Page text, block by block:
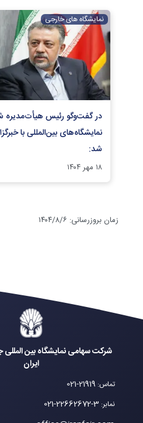
نمایشگاه های خارجی
در گفت‌و‌گو رئیس
نمایشگاه‌های بین‌المللی با
شد:
۱۸ مهر ۱۴۰۴
زمان بروزرسانی: ۱۴۰۴/۸/۶
شرکت سهامی نمایشگاه بین
ایران
تماس:
021-21919
نمابر:
021-22662672-3